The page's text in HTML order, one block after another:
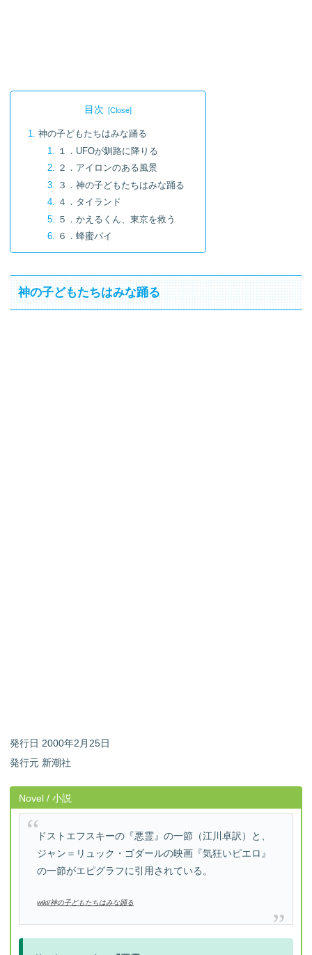
目次
神の子どもたちはみな踊る
１．UFOが釧路に降りる
２．アイロンのある風景
３．神の子どもたちはみな踊る
４．タイランド
５．かえるくん、東京を救う
６．蜂蜜パイ
神の子どもたちはみな踊る
発行日 2000年2月25日
発行元 新潮社
Novel / 小説
ドストエフスキーの『悪霊』の一節（江川卓訳）と、
ジャン＝リュック・ゴダールの映画『気狂いピエロ』
の一節がエピグラフに引用されている。
wiki/神の子どもたちはみな踊る